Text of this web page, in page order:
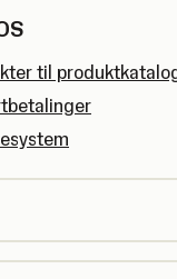
til